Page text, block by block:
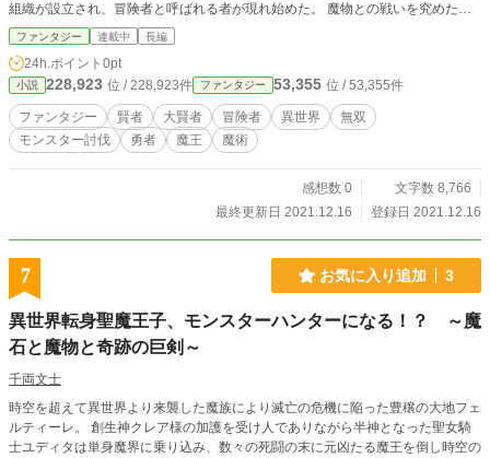
組織が設立され、冒険者と呼ばれる者が現れ始めた。 魔物との戦いを究めた彼
らは生物的弱者である人間を魔物や魔族、悪魔といった『魔の手勢』から守るた
めに日夜戦い続け、人々の生活を、安全を、そして命を守るために戦っている。
そんな冒険者の中に、領域守護者としての使命を与えられた者達がいる。数多の
冒険者の中でも大きな実力と実績を持つ彼らには守るべき領域が与えられ、領域
全体を災害から守っていた。 そんな領域守護者として魔術街リオを守る冒険者
であるルミナは、自分以上の強者が街に現れ、市民の命を危険に晒したことで今
以上に強くなるため、元教え子であり別の町の領域守護者である豹人族のクロと
て強くなる過程で広い世界を知る冒険の旅の物語。
ファンタジー 連載中 長編
24h.ポイント 0pt
小説 228,923 位 / 228,923件 ファンタジー 53,355 位 / 53,355件
ファンタジー 賢者 大賢者 冒険者 異世界
無双
モンスター討伐
勇者 魔王 魔術
感想数 0
文字数 8,766
最終更新日 2021.12.16
登録日 2021.12.16
7 お気に入り追加 3
異世界転身聖魔王子、モンスターハンターになる！？ ～魔
石と魔物と奇跡の巨剣～
千両文士
時空を超えて異世界より来襲した魔族により滅亡の危機に陥った豊穣の大地フェ
ルティーレ。 創生神クレア様の加護を受け人でありながら半神となった聖女騎
士ユディタは単身魔界に乗り込み、数々の死闘の末に元凶たる魔王を倒し時空の